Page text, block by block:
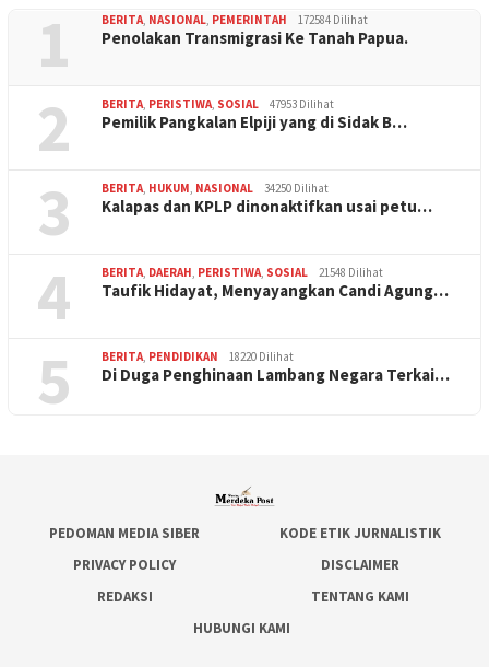
1 BERITA NASIONAL PEMERINTAH 172584 Dilihat
Penolakan Transmigrasi Ke Tanah Papua.
2 BERITA PERISTIWA SOSIAL 47953 Dilihat
Pemilik Pangkalan Elpiji yang di Sidak B…
3 BERITA HUKUM NASIONAL 34250 Dilihat
Kalapas dan KPLP dinonaktifkan usai petu…
4 BERITA DAERAH PERISTIWA SOSIAL 21548 Dilihat
Taufik Hidayat, Menyayangkan Candi Agung…
5 BERITA PENDIDIKAN 18220 Dilihat
Di Duga Penghinaan Lambang Negara Terkai…
PEDOMAN MEDIA SIBER
KODE ETIK JURNALISTIK
PRIVACY POLICY
DISCLAIMER
REDAKSI
TENTANG KAMI
HUBUNGI KAMI